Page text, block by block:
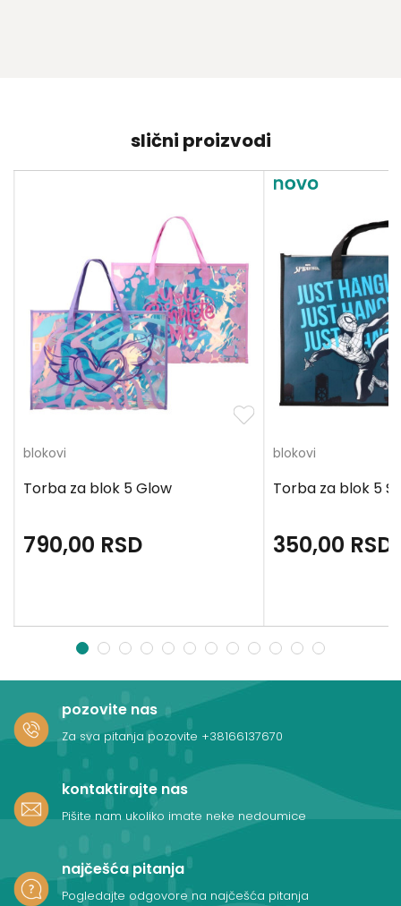
slični proizvodi
blokovi
Torba za blok 5 Glow
790,00 RSD
blokovi
Torba za blok 5
350,00 RSD
1 2 3 4 5 6 7 8 9 10 11 12
pozovite nas
Za sva pitanja pozovite +38166137670
kontaktirajte nas
Pišite nam ukoliko imate neke nedoumice
najčešća pitanja
Pogledajte odgovore na najčešća pitanja